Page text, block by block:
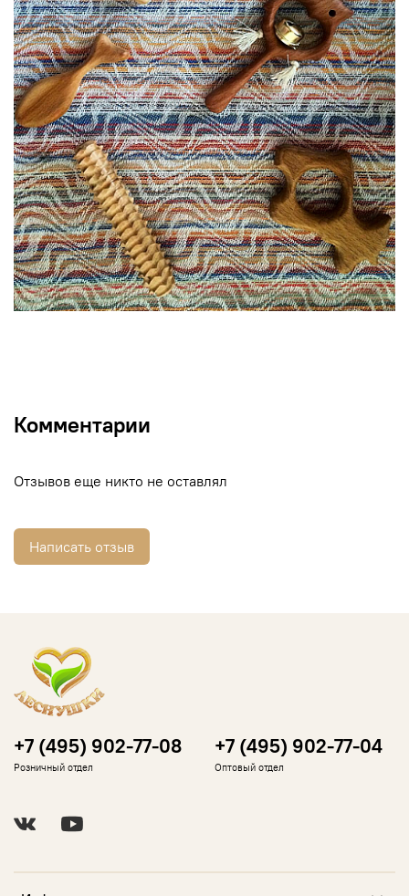
Комментарии
Отзывов еще никто не оставлял
Написать отзыв
+7 (495) 902-77-08
Розничный отдел
+7 (495) 902-77-04
Оптовый отдел